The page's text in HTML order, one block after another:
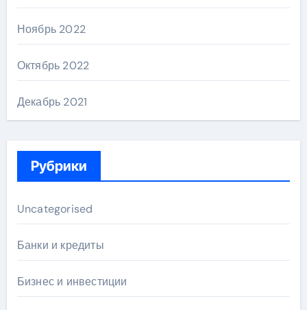
Ноябрь 2022
Октябрь 2022
Декабрь 2021
Рубрики
Uncategorised
Банки и кредиты
Бизнес и инвестиции